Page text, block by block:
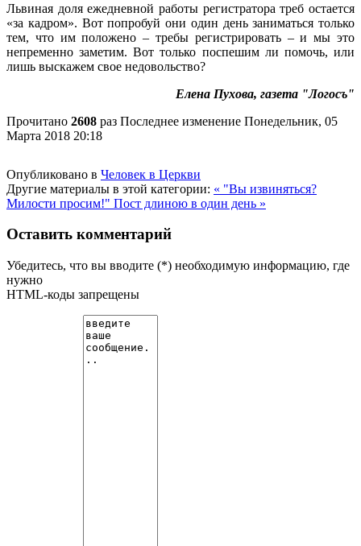
Львиная доля ежедневной работы регистратора треб остается
«за кадром». Вот попробуй они один день заниматься только
тем, что им положено – требы регистрировать – и мы это
непременно заметим. Вот только поспешим ли помочь, или
лишь выскажем свое недовольство?
Елена Пухова, газета "Логосъ"
Прочитано 2608 раз Последнее изменение Понедельник, 05
Марта 2018 20:18
Опубликовано в Человек в Церкви
Другие материалы в этой категории: « "Вы извиняться?
Милости просим!" Пост длиною в один день »
Оставить комментарий
Убедитесь, что вы вводите (*) необходимую информацию, где
нужно
HTML-коды запрещены